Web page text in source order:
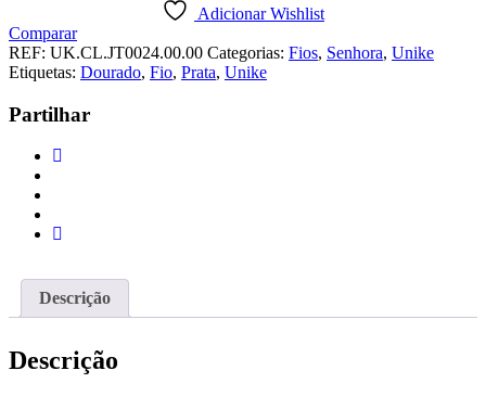
dos
Namorados
Chave
&
Coração
Adicionar Wishlist
Comparar
REF: UK.CL.JT0024.00.00 Categorias: Fios, Senhora, Unike
Etiquetas: Dourado, Fio, Prata, Unike
Partilhar
Descrição
Descrição